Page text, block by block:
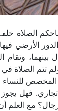
الصلاة
1983م، وتم
بينهما،
تتم الصلاة
تجاري. فهل
مع العلم